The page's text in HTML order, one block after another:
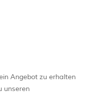
Angebot zu erhalten
unseren